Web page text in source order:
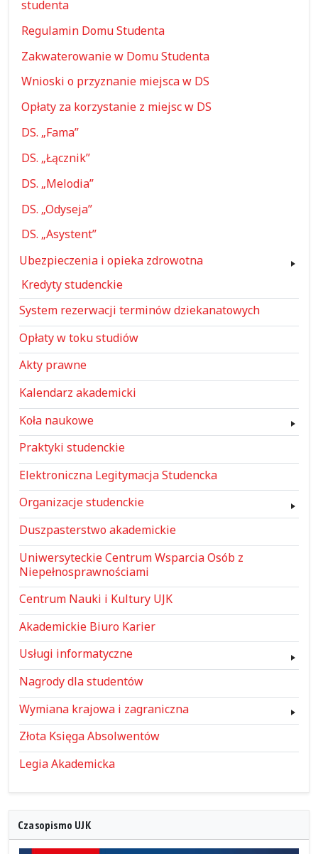
studenta
Regulamin Domu Studenta
Zakwaterowanie w Domu Studenta
Wnioski o przyznanie miejsca w DS
Opłaty za korzystanie z miejsc w DS
DS. „Fama”
DS. „Łącznik”
DS. „Melodia”
DS. „Odyseja”
DS. „Asystent”
Ubezpieczenia i opieka zdrowotna
Kredyty studenckie
System rezerwacji terminów dziekanatowych
Opłaty w toku studiów
Akty prawne
Kalendarz akademicki
Koła naukowe
Praktyki studenckie
Elektroniczna Legitymacja Studencka
Organizacje studenckie
Duszpasterstwo akademickie
Uniwersyteckie Centrum Wsparcia Osób z
Niepełnosprawnościami
Centrum Nauki i Kultury UJK
Akademickie Biuro Karier
Usługi informatyczne
Nagrody dla studentów
Wymiana krajowa i zagraniczna
Złota Księga Absolwentów
Legia Akademicka
Czasopismo UJK